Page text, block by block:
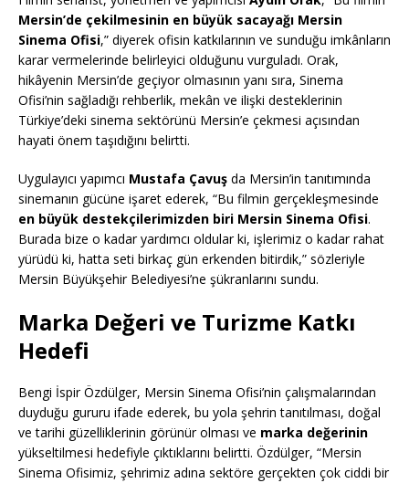
Mersin’de çekilmesinin en büyük sacayağı Mersin
Sinema Ofisi,” diyerek ofisin katkılarının ve sunduğu imkânların
karar vermelerinde belirleyici olduğunu vurguladı. Orak,
hikâyenin Mersin’de geçiyor olmasının yanı sıra, Sinema
Ofisi’nin sağladığı rehberlik, mekân ve ilişki desteklerinin
Türkiye’deki sinema sektörünü Mersin’e çekmesi açısından
hayati önem taşıdığını belirtti.
Uygulayıcı yapımcı Mustafa Çavuş da Mersin’in tanıtımında
sinemanın gücüne işaret ederek, “Bu filmin gerçekleşmesinde
en büyük destekçilerimizden biri Mersin Sinema Ofisi.
Burada bize o kadar yardımcı oldular ki, işlerimiz o kadar rahat
yürüdü ki, hatta seti birkaç gün erkenden bitirdik,” sözleriyle
Mersin Büyükşehir Belediyesi’ne şükranlarını sundu.
Marka Değeri ve Turizme Katkı
Hedefi
Bengi İspir Özdülger, Mersin Sinema Ofisi’nin çalışmalarından
duyduğu gururu ifade ederek, bu yola şehrin tanıtılması, doğal
ve tarihi güzelliklerinin görünür olması ve marka değerinin
yükseltilmesi hedefiyle çıktıklarını belirtti. Özdülger, “Mersin
Sinema Ofisimiz, şehrimiz adına sektöre gerçekten çok ciddi bir